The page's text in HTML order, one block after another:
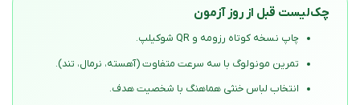
چک‌لیست قبل از روز آزمون
چاپ نسخه کوتاه رزومه و QR شوکیلپ.
تمرین مونولوگ با سه سرعت متفاوت (آهسته، نرمال، تند).
انتخاب لباس خنثی هماهنگ با شخصیت هدف.